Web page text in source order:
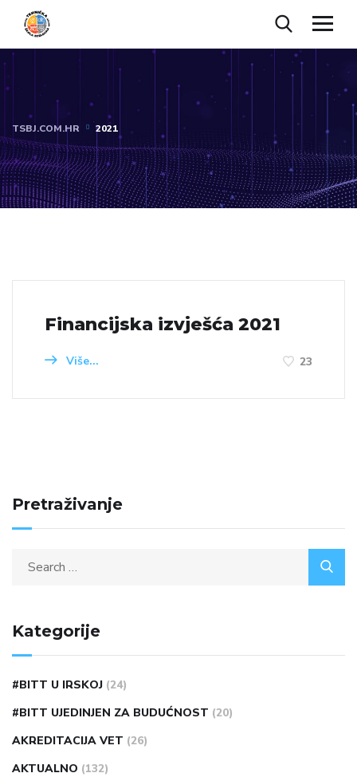
TSBJ.COM.HR 2021
Financijska izvješća 2021
Više... 23
Pretraživanje
Kategorije
#BITT U IRSKOJ (24)
#BITT UJEDINJEN ZA BUDUĆNOST (20)
AKREDITACIJA VET (26)
AKTUALNO (132)